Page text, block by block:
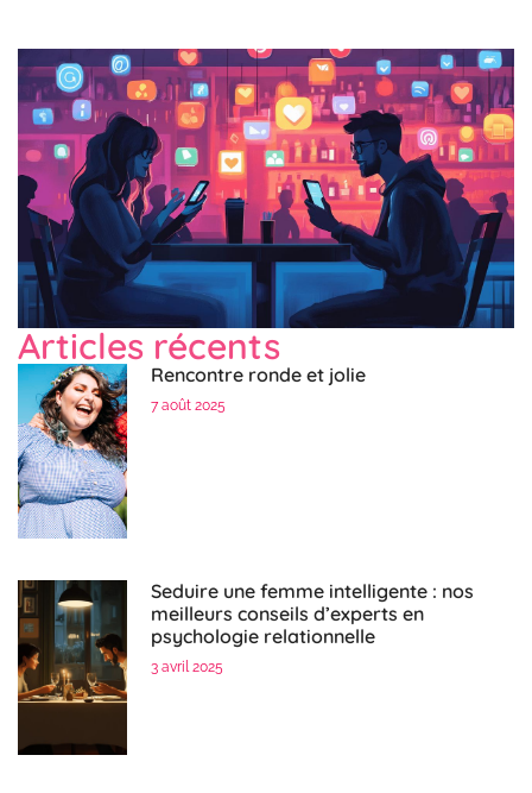
Articles récents
Rencontre ronde et jolie
7 août 2025
Seduire une femme intelligente : nos
meilleurs conseils d’experts en
psychologie relationnelle
3 avril 2025